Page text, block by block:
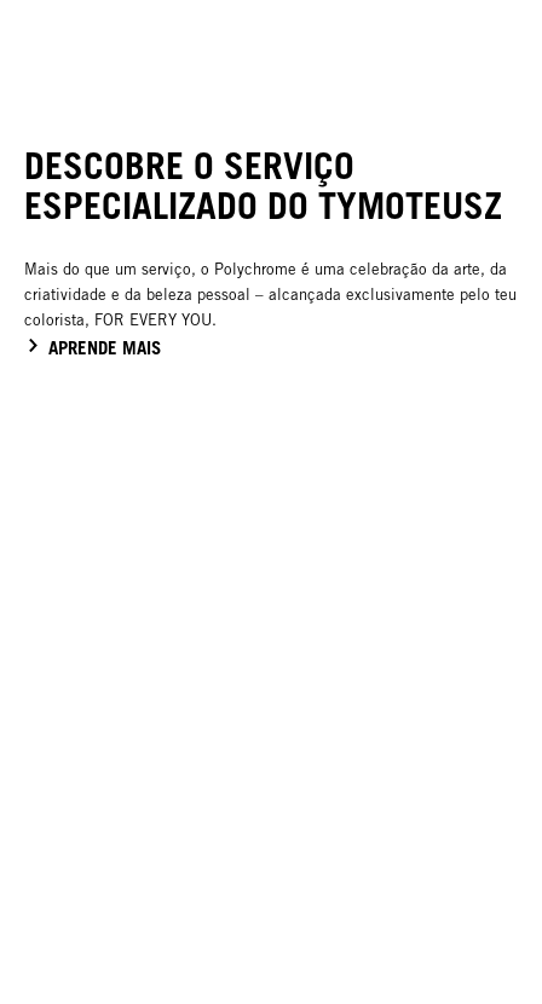
DESCOBRE O SERVIÇO
ESPECIALIZADO DO TYMOTEUSZ
Mais do que um serviço, o Polychrome é uma celebração da arte, da
criatividade e da beleza pessoal – alcançada exclusivamente pelo teu
colorista, FOR EVERY YOU.
APRENDE MAIS